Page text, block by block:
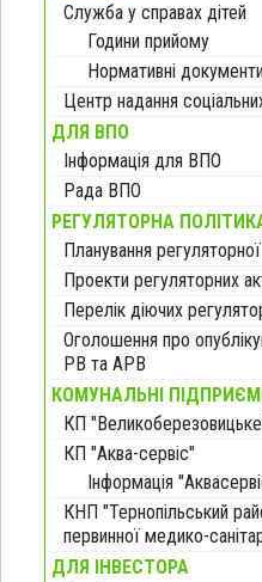
Служба у справах дітей
Години прийому
Нормативні документи
Центр надання
ДЛЯ ВПО
Інформація для ВПО
Рада ВПО
РЕГУЛЯТОРНА
Планування регуляторної
Проекти регуляторних
Перелік діючих
Оголошення про
РВ та АРВ
КОМУНАЛЬНІ
КП
КП "Аква-сервіс"
Інформація
КНП "Тернопільський
первинної медико-
ДЛЯ ІНВЕСТОРА